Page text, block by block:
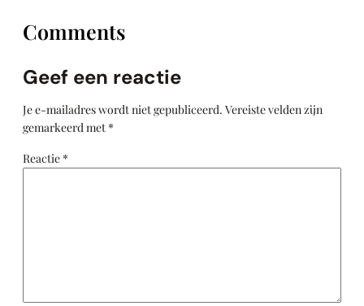
Comments
Geef een reactie
Je e-mailadres wordt niet gepubliceerd. Vereiste velden zijn
gemarkeerd met *
Reactie *